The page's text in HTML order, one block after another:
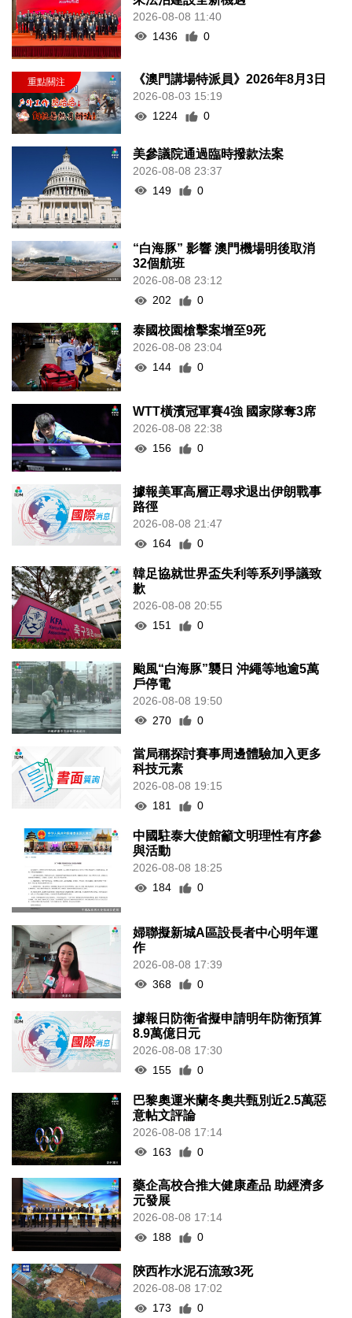
2026-08-08 11:40
1436
0
《澳門講場特派員》2026年8月3日
2026-08-03 15:19
1224
0
美參議院通過臨時撥款法案
2026-08-08 23:37
149
0
“白海豚” 影響 澳門機場明後取消
32個航班
2026-08-08 23:12
202
0
泰國校園槍擊案增至9死
2026-08-08 23:04
144
0
WTT橫濱冠軍賽4強 國家隊奪3席
2026-08-08 22:38
156
0
據報美軍高層正尋求退出伊朗戰事
路徑
2026-08-08 21:47
164
0
韓足協就世界盃失利等系列爭議致
歉
2026-08-08 20:55
151
0
颱風“白海豚”襲日 沖繩等地逾5萬
戶停電
2026-08-08 19:50
270
0
當局稱探討賽事周邊體驗加入更多
科技元素
2026-08-08 19:15
181
0
中國駐泰大使館籲文明理性有序參
與活動
2026-08-08 18:25
184
0
婦聯擬新城A區設長者中心明年運
作
2026-08-08 17:39
368
0
據報日防衛省擬申請明年防衛預算
8.9萬億日元
2026-08-08 17:30
155
0
巴黎奧運米蘭冬奧共甄別近2.5萬惡
意帖文評論
2026-08-08 17:14
163
0
藥企高校合推大健康產品 助經濟多
元發展
2026-08-08 17:14
188
0
陝西柞水泥石流致3死
2026-08-08 17:02
173
0